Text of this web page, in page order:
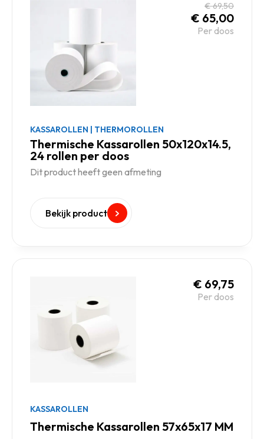
€69,50
€ 65,00
Per doos
KASSAROLLEN | THERMOROLLEN
Thermische Kassarollen 50x120x14.5,
24 rollen per doos
Dit product heeft geen afmeting
Bekijk product
€ 69,75
Per doos
KASSAROLLEN
Thermische Kassarollen 57x65x17 MM